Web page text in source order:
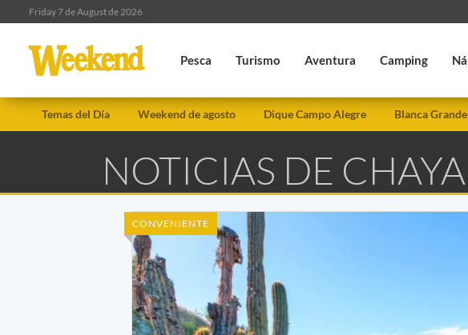
Friday 7 de August de 2026
Pesca Turismo Aventura Camping
Temas del Día Weekend de agosto Dique Campo Alegre Blanca Grande
NOTICIAS DE CHAYA
CONVENIENTE